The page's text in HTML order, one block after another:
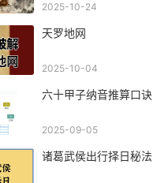
2025-10-24
天罗地网
2025-10-04
六十甲子纳音推算口诀
2025-09-05
诸葛武侯出行择日秘法